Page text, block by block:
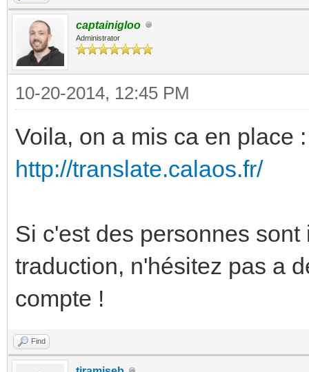
captainigloo
Administrator
10-20-2014, 12:45 PM
Voila, on a mis ca en place :
http://translate.calaos.fr/
Si c'est des personnes
traduction, n'hésitez pas a
compte !
Find